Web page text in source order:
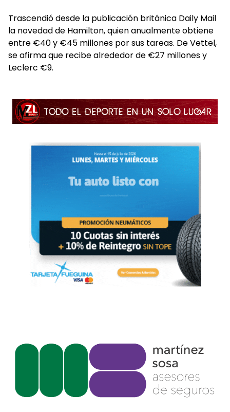
Trascendió desde la publicación británica Daily Mail
la novedad de Hamilton, quien anualmente obtiene
entre €40 y €45 millones por sus tareas. De Vettel,
se afirma que recibe alrededor de €27 millones y
Leclerc €9.